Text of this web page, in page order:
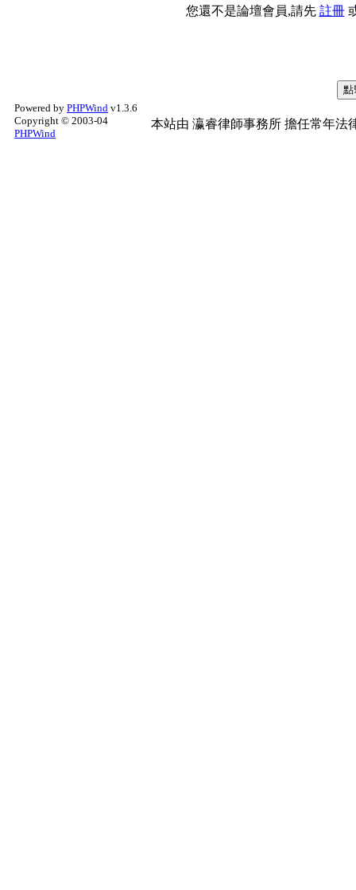
您還不是論壇會員,請先 註冊
Powered by PHPWind v1.3.6
Copyright © 2003-04
PHPWind
本站由 瀛睿律師事務所 擔任常年法